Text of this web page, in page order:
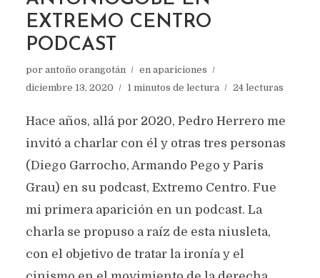
EXTREMO CENTRO
PODCAST
por antoño orangotán en apariciones
diciembre 13, 2020
1 minutos de lectura 24 lecturas
Hace años, allá por 2020, Pedro Herrero me
invitó a charlar con él y otras tres personas
(Diego Garrocho, Armando Pego y Paris
Grau) en su podcast, Extremo Centro. Fue
mi primera aparición en un podcast. La
charla se propuso a raíz de esta niusleta,
con el objetivo de tratar la ironía y el